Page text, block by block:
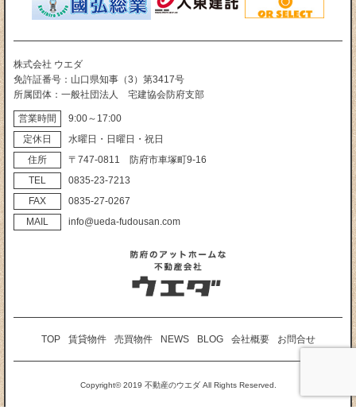
株式会社 ウエダ
免許証番号
山口県知事（3）第3417号
所属団体
一般社団法人 宅建協会防府支部
営業時間
9:00～17:00
定休日
水曜日・日曜日・祝日
住所
〒747‐0811 防府市車塚町9‐16
TEL
0835‐23‐7213
FAX
0835‐27‐0267
MAIL
info@ueda-fudousan.com
TOP 賃貸物件 売買物件 NEWS BLOG 会社概要 お問合せ
Copyright© 2019 不動産のウエダ All Rights Reserved.